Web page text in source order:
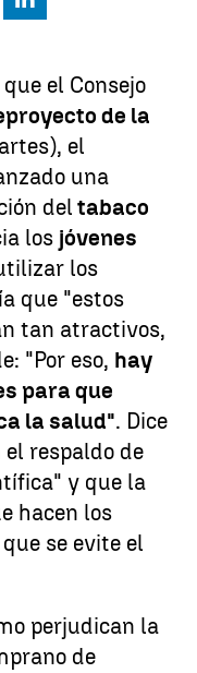
Linkedin
el Consejo
de la
el
una
del tabaco
los jóvenes
los
que "estos
tan atractivos,
"Por eso, hay
para que
la salud". Dice
respaldo de
y que la
hacen los
se evite el
perjudican la
de